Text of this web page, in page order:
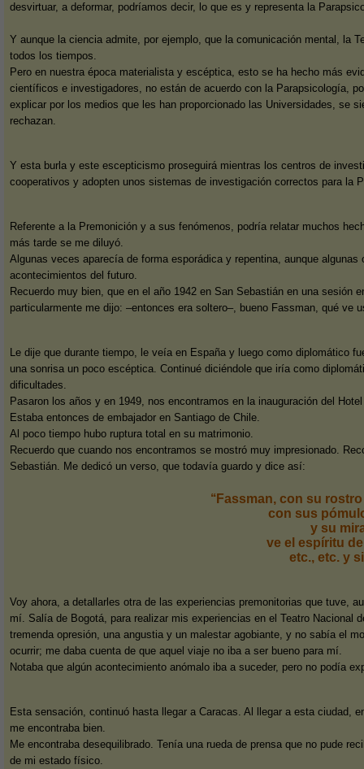
desvirtuar, a deformar, podríamos decir, lo que es y representa la
Y aunque la ciencia admite, por ejemplo, que la comunicación mental, la
todos los tiempos.
Pero en nuestra época materialista y escéptica, esto se ha hecho más
científicos e investigadores, no están de acuerdo con la Parapsicología,
explicar por los medios que les han proporcionado las Universidades, se
rechazan.
Y esta burla y este escepticismo proseguirá mientras los centros de
cooperativos y adopten unos sistemas de investigación correctos para la
Referente a la Premonición y a sus fenómenos, podría relatar muchos
más tarde se me diluyó.
Algunas veces aparecía de forma esporádica y repentina, aunque
acontecimientos del futuro.
Recuerdo muy bien, que en el año 1942 en San Sebastián en una sesión
particularmente me dijo: –entonces era soltero–, bueno Fassman, qué ve
Le dije que durante tiempo, le veía en España y luego como diplomático
una sonrisa un poco escéptica. Continué diciéndole que iría como
dificultades.
Pasaron los años y en 1949, nos encontramos en la inauguración del
Estaba entonces de embajador en Santiago de Chile.
Al poco tiempo hubo ruptura total en su matrimonio.
Recuerdo que cuando nos encontramos se mostró muy impresionado.
Sebastián. Me dedicó un verso, que todavía guardo y dice así:
‘‘Fassman, con su
con sus
y su
ve el espíritu
etc., etc. y
Voy ahora, a detallarles otra de las experiencias premonitorias que tuve,
mí. Salía de Bogotá, para realizar mis experiencias en el Teatro Nacional
tremenda opresión, una angustia y un malestar agobiante, y no sabía el
ocurrir; me daba cuenta de que aquel viaje no iba a ser bueno para mí.
Notaba que algún acontecimiento anómalo iba a suceder, pero no podía
Esta sensación, continuó hasta llegar a Caracas. Al llegar a esta ciudad,
me encontraba bien.
Me encontraba desequilibrado. Tenía una rueda de prensa que no pude
de mi estado físico.